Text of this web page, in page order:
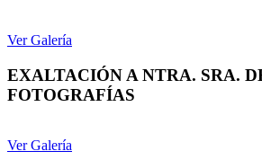
Ver Galería
EXALTACIÓN A NTRA. SRA.
FOTOGRAFÍAS
Ver Galería